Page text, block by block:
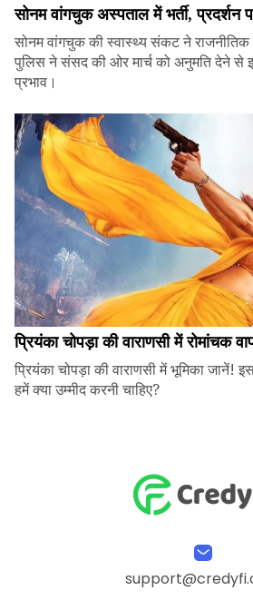
सोनम वांगचुक अस्पताल में भर्ती, प्रदर्शन
सोनम वांगचुक की स्वास्थ्य संकट ने राजनीतिक
पुलिस ने संसद की ओर मार्च को अनुमति देने से
प्रभाव।
प्रियंका चोपड़ा की वाराणसी में रोमांचक
प्रियंका चोपड़ा की वाराणसी में भूमिका जानें!
हमें क्या उम्मीद करनी चाहिए?